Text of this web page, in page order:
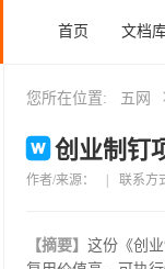
首页 文档
您所在位置: 五网
创业制钉
作者/来源： 联系方
【摘要】 这份《创